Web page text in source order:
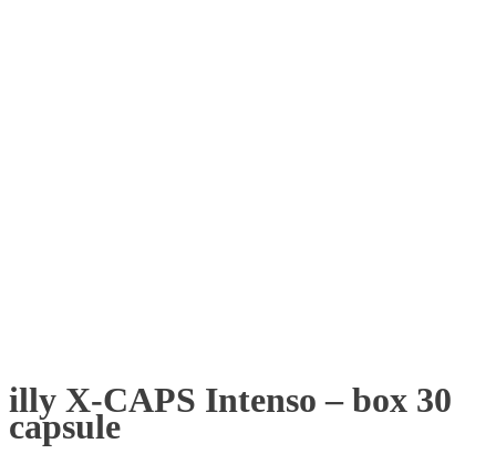
illy X-CAPS Intenso – box 30
capsule